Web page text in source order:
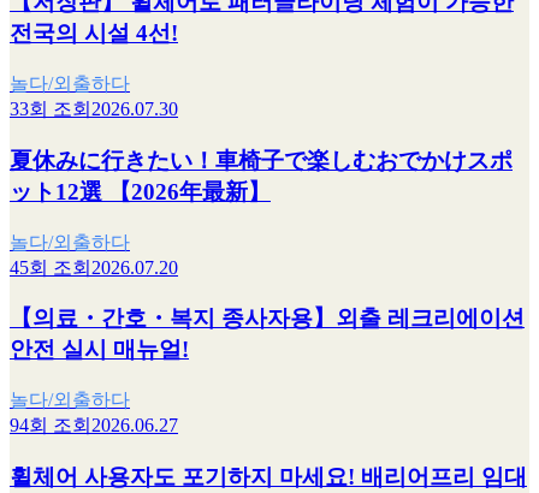
전국의 시설 4선!
놀다/외출하다
33회 조회 2026.07.30
夏休みに行きたい！車椅子で楽しむおでかけスポ
ット12選 【2026年最新】
놀다/외출하다
45회 조회 2026.07.20
【의료・간호・복지 종사자용】외출 레크리에이션
안전 실시 매뉴얼!
놀다/외출하다
94회 조회 2026.06.27
휠체어 사용자도 포기하지 마세요! 배리어프리 임대